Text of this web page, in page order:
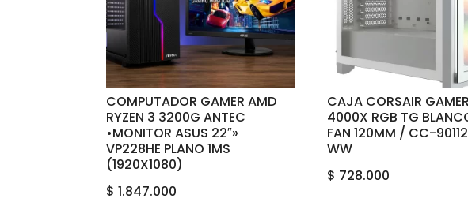
COMPUTADOR GAMER AMD
RYZEN 3 3200G ANTEC
•MONITOR ASUS 22″»
VP228HE PLANO 1MS
(1920X1080)
$ 1.847.000
CAJA CORSAIR
4000X RGB TG
FAN 120MM / CC-
WW
$ 728.000